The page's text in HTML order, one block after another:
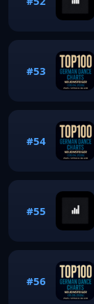
#53
#54
#55
#56